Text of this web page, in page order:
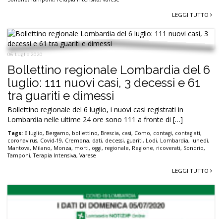
LEGGI TUTTO
06 Luglio 2020
Bollettino regionale Lombardia del 6
luglio: 111 nuovi casi, 3 decessi e 61
tra guariti e dimessi
Bollettino regionale del 6 luglio, i nuovi casi registrati in
Lombardia nelle ultime 24 ore sono 111 a fronte di […]
Tags: 6 luglio, Bergamo, bollettino, Brescia, casi, Como, contagi, contagiati,
coronavirus, Covid-19, Cremona, dati, decessi, guariti, Lodi, Lombardia, lunedì,
Mantova, Milano, Monza, morti, oggi, regionale, Regione, ricoverati, Sondrio,
Tamponi,Terapia Intensiva, Varese
LEGGI TUTTO